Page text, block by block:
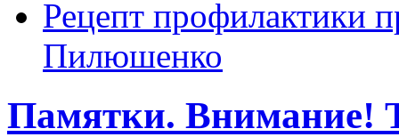
Рецепт профилактики
Пилюшенко
Памятки. Внимание!